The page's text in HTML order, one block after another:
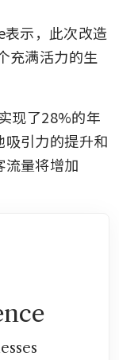
示，此次改造
充满活力的生
现了28%的年
引力的提升和
流量将增加